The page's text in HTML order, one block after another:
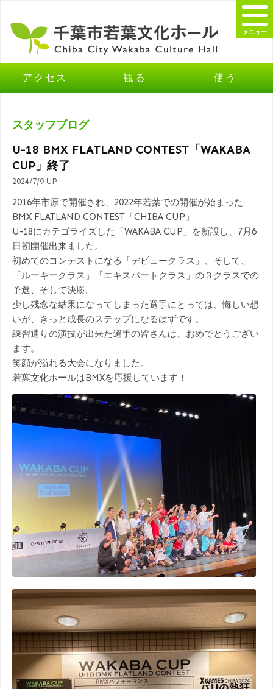
アクセス 観る 使う
メニュー
スタッフブログ
U-18 BMX FLATLAND CONTEST「WAKABA
CUP」終了
2024/7/9 UP
2016年市原で開催され、2022年若葉での開催が始まった
BMX FLATLAND CONTEST「CHIBA CUP」
U-18にカテゴライズした「WAKABA CUP」を新設し、7月6
日初開催出来ました。
初めてのコンテストになる「デビュークラス」、そして、
「ルーキークラス」「エキスパートクラス」の３クラスでの
予選、そして決勝。
少し残念な結果になってしまった選手にとっては、悔しい想
いが、きっと成長のステップになるはずです。
練習通りの演技が出来た選手の皆さんは、おめでとうござい
ます。
笑顔が溢れる大会になりました。
若葉文化ホールはBMXを応援しています！